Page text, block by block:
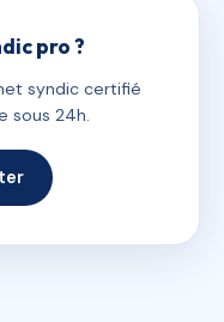
pro ?
syndic certifié
sous 24h.